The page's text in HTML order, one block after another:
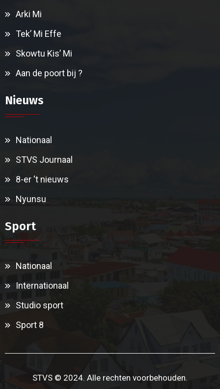
Arki Mi
Tek’ Mi Effe
Skowtu Kis’ Mi
Aan de poort bij ?
Nieuws
Nationaal
STVS Journaal
8-er ‘t nieuws
Nyunsu
Sport
Nationaal
Internationaal
Studio sport
Sport 8
STVS © 2024. Alle rechten voorbehouden.